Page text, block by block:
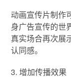
动画宣传片制作
身广告宣传的世
真实场合再次展
认同感。
3. 增加传播效果